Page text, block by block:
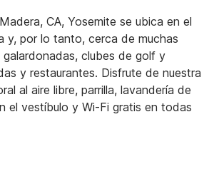
CA, Yosemite se ubica en el
y, por lo tanto, cerca de muchas
clubes de golf y
y restaurantes. Disfrute de nuestra
al aire libre, parrilla, lavandería de
el vestíbulo y Wi-Fi gratis en todas